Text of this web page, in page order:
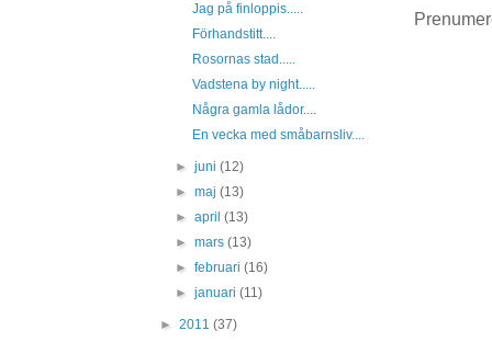
Jag på finloppis.....
Förhandstitt....
Rosornas stad.....
Vadstena by night.....
Några gamla lådor....
En vecka med småbarnsliv....
►juni(12)
►maj(13)
►april(13)
►mars(13)
►februari(16)
►januari(11)
► 2011 (37)